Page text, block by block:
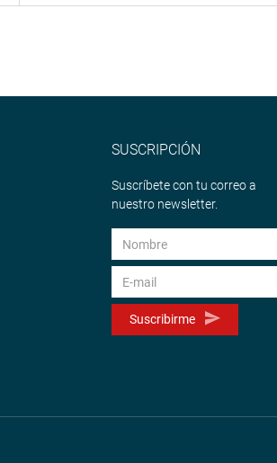
SUSCRIPCIÓN
Suscríbete con tu correo a
nuestro newsletter.
Suscribirme